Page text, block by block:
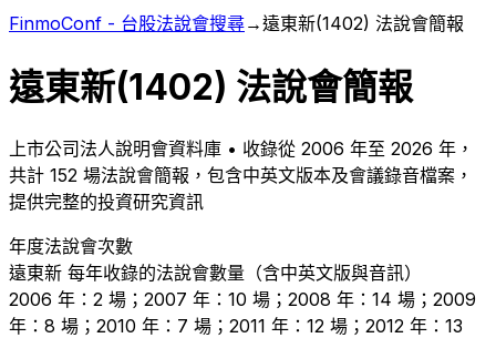
FinmoConf - 台股法說會搜尋→遠東新(1402) 法說會簡報
遠東新(1402) 法說會簡報
上市公司法人說明會資料庫 • 收錄從 2006 年至 2026 年，
共計 152 場法說會簡報，包含中英文版本及會議錄音檔案，
提供完整的投資研究資訊
年度法說會次數
遠東新 每年收錄的法說會數量（含中英文版與音訊）
2006 年：2 場；2007 年：10 場；2008 年：14 場；2009
年：8 場；2010 年：7 場；2011 年：12 場；2012 年：13